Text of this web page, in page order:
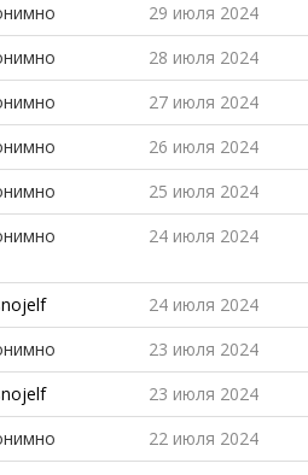
29 июля 2024
28 июля 2024
27 июля 2024
26 июля 2024
25 июля 2024
24 июля 2024
24 июля 2024
23 июля 2024
23 июля 2024
22 июля 2024